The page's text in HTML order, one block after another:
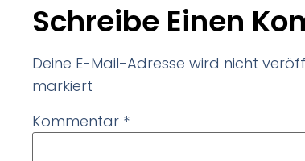
Schreibe Einen
Deine E-Mail-Adresse wird nicht
markiert
Kommentar *